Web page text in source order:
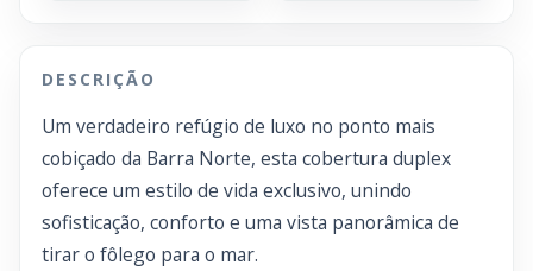
DESCRIÇÃO
Um verdadeiro refúgio de luxo no ponto mais
cobiçado da Barra Norte, esta cobertura duplex
oferece um estilo de vida exclusivo, unindo
sofisticação, conforto e uma vista panorâmica de
tirar o fôlego para o mar.